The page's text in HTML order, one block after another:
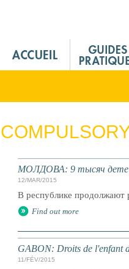
M
n
МОЛДОВА: 9 тысяч детей
12/MAR/2015
В республике продолжают
Find out more
GABON: Droits de l'enfant
11/FÉV/2015